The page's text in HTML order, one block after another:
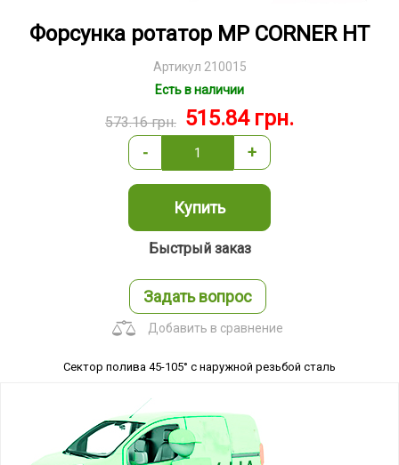
Форсунка ротатор MP CORNER HT
Артикул 210015
Есть в наличии
573.16грн. 515.84 грн.
- +
Купить
Быстрый заказ
Задать вопрос
Добавить в сравнение
Сектор полива 45-105° с наружной резьбой сталь